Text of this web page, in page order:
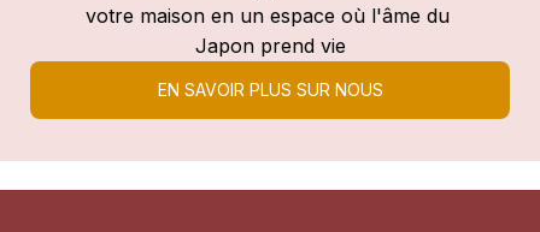
votre maison en un espace où l'âme du
Japon prend vie
EN SAVOIR PLUS SUR NOUS